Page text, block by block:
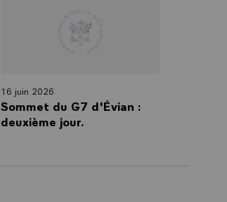
16 juin 2026
Sommet du G7 d'Évian :
deuxième jour.